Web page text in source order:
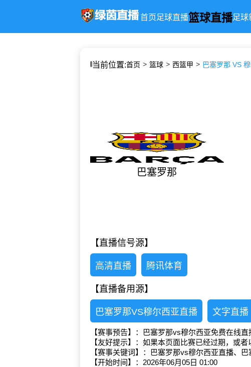
首页足球直播篮球直播足球
当前位置:首页 篮球 西篮甲 巴塞罗那 VS
巴塞罗那
【直播信号源】
高清直播 腾讯体育
【直播备用源】
巴塞罗那VS穆尔西亚直播 文字直播
【赛事预告】：巴塞罗那vs穆尔西亚免费在线直
【友好提示】：如果本页面比赛已经过期，或
【赛事关键词】：巴塞罗那vs穆尔西亚直播、
【开始时间】：2026年06月05日 01:00